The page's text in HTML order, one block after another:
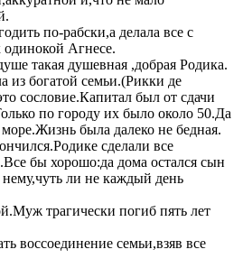
по-рабски,а делала все с
Агнесе.
такая душевная ,добрая Родика.
из богатой семьи.(Рикки де
сословие.Капитал был от сдачи
по городу их было около 50.Да
была далеко не бедная.
сделали все
бы хорошо:да дома остался сын
ли не каждый день
трагически погиб пять лет
воссоединение семьи,взяв все